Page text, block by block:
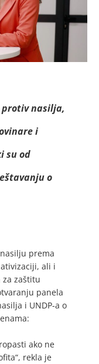
nasilja,
i
su od
o
prema
ali i
za zaštitu
panela
i UNDP-a o
ako ne
rekla je